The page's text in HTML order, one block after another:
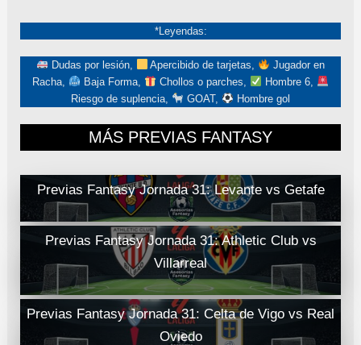
*Leyendas:
Dudas por lesión, Apercibido de tarjetas,
Jugador en
Racha,
Baja Forma, Chollos o parches,
Hombre 6,
Riesgo de suplencia,
GOAT, Hombre gol
MÁS PREVIAS FANTASY
Previas Fantasy Jornada 31: Levante vs Getafe
Previas Fantasy Jornada 31: Athletic Club vs
Villarreal
Previas Fantasy Jornada 31: Celta de Vigo vs Real
Oviedo